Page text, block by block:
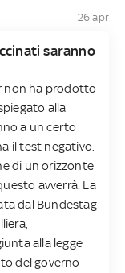
26 apr
saranno
non ha prodotto
alla
a un certo
il test negativo.
di un orizzonte
avverrà. La
dal Bundestag
alla legge
del governo